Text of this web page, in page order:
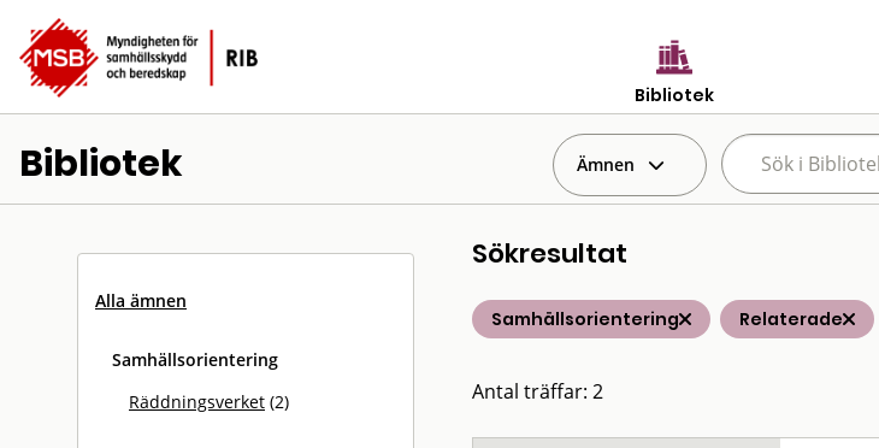
Bibliotek
Bibliotek Ämnen
Alla ämnen
Samhällsorientering
Räddningsverket (2)
Sökresultat
Samhällsorientering Relaterade
Antal träffar: 2